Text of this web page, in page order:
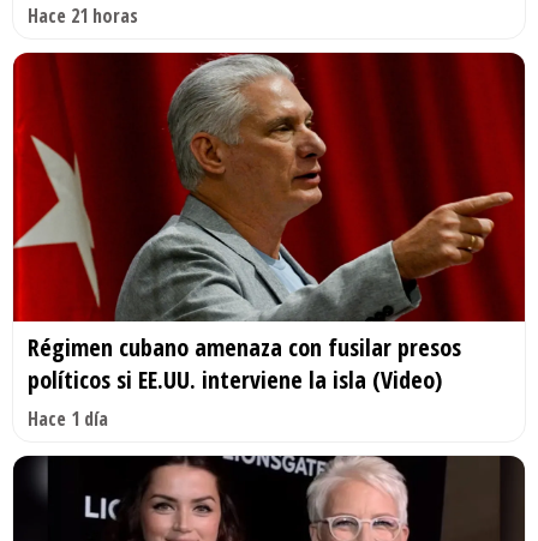
Hace 21 horas
Régimen cubano amenaza con fusilar presos
políticos si EE.UU. interviene la isla (Video)
Hace 1 día